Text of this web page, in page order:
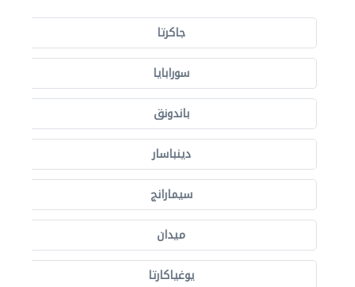
جاكرتا
سورابايا
باندونق
دينباسار
سيمارانج
ميدان
يوغياكارتا